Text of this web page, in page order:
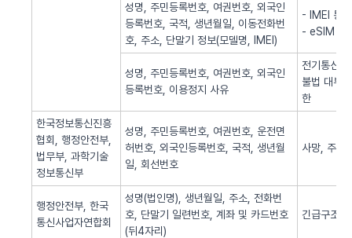
성명, 주민등록번호, 여권번호, 외국인
등록번호, 국적, 생년월일, 이동전화번
호, 주소, 단말기 정보(모델명, IMEI)
- IMEI 통
- eSIM 동
성명, 주민등록번호, 여권번호, 외국인
등록번호, 이용정지 사유
전기통신
불법 대부
한
한국정보통신진흥
협회, 행정안전부,
법무부, 과학기술
정보통신부
성명, 주민등록번호, 여권번호, 운전면
허번호, 외국인등록번호, 국적, 생년월
일, 회선번호
사망, 주민
행정안전부, 한국
통신사업자연합회
성명(법인명), 생년월일, 주소, 전화번
호, 단말기 일련번호, 계좌 및 카드번호
(뒤4자리)
긴급구조(